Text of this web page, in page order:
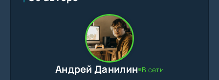
Андрей Данилин В сети